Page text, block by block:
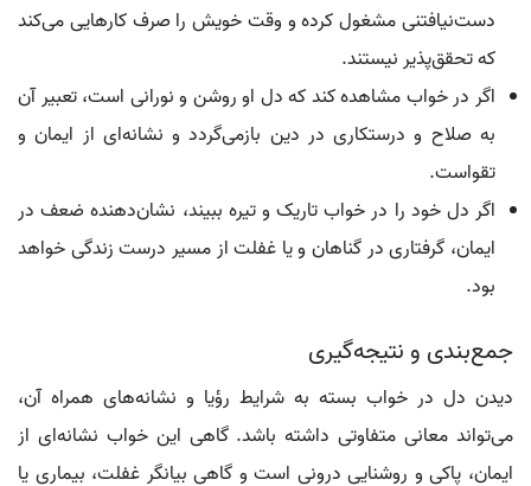
دست‌نیافتنی مشغول کرده و وقت خویش را صرف کارهایی می‌کند
که تحقق‌پذیر نیستند.
اگر در خواب مشاهده کند که دل او روشن و نورانی است، تعبیر آن
به صلاح و درستکاری در دین بازمی‌گردد و نشانه‌ای از ایمان و
تقواست.
اگر دل خود را در خواب تاریک و تیره ببیند، نشان‌دهنده ضعف در
ایمان، گرفتاری در گناهان و یا غفلت از مسیر درست زندگی خواهد
بود.
جمع‌بندی و نتیجه‌گیری
دیدن دل در خواب بسته به شرایط رؤیا و نشانه‌های همراه آن،
می‌تواند معانی متفاوتی داشته باشد. گاهی این خواب نشانه‌ای از
ایمان، پاکی و روشنایی درونی است و گاهی بیانگر غفلت، بیماری یا